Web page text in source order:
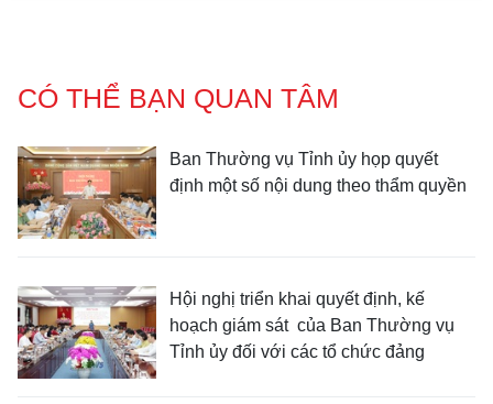
CÓ THỂ BẠN QUAN TÂM
Ban Thường vụ Tỉnh ủy họp quyết
định một số nội dung theo thẩm quyền
Hội nghị triển khai quyết định, kế
hoạch giám sát của Ban Thường vụ
Tỉnh ủy đối với các tổ chức đảng